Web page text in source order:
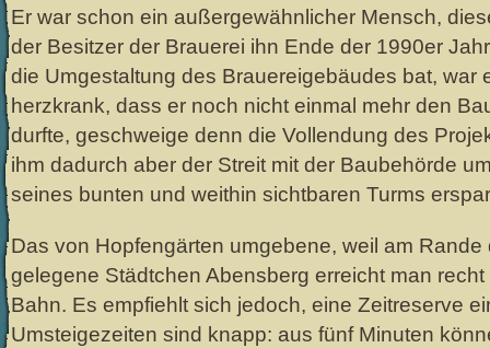
Er war schon ein außergewähnlicher Mensch,
der Besitzer der Brauerei ihn Ende der 1990er
die Umgestaltung des Brauereigebäudes bat, war
herzkrank, dass er noch nicht einmal mehr den
durfte, geschweige denn die Vollendung des
ihm dadurch aber der Streit mit der Baubehörde
seines bunten und weithin sichtbaren Turms
Das von Hopfengärten umgebene, weil am Rande
gelegene Städtchen Abensberg erreicht man
Bahn. Es empfiehlt sich jedoch, eine Zeitreserve
Umsteigezeiten sind knapp: aus fünf Minuten